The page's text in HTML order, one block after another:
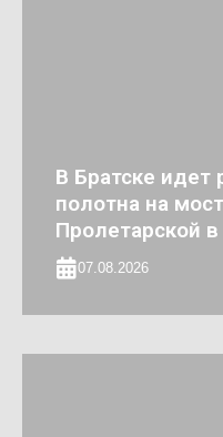
В Братске
полотна на
Пролетарской
07.08.2026